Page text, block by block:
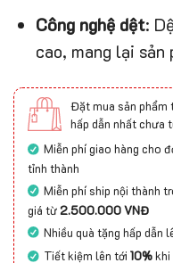
Công nghệ dệt:
cao, mang lại
Đặt mua sản phẩm
hấp dẫn nhất chưa
Miễn phí giao hàng cho
tỉnh thành
Miễn phí ship nội thành
giá từ2.500.000 VNĐ
Nhiều quà tặng hấp dẫn
Tiết kiệm lên tới10%khi